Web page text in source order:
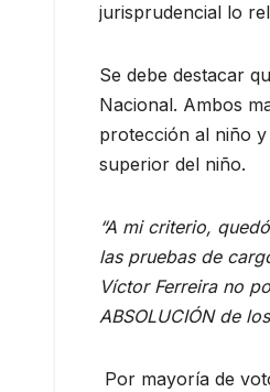
jurisprudencial lo
Se debe destacar
Nacional. Ambos
protección al niño
superior del niño.
“A mi criterio,
las pruebas de
Víctor Ferreira no
ABSOLUCIÓN de
Por mayoría de